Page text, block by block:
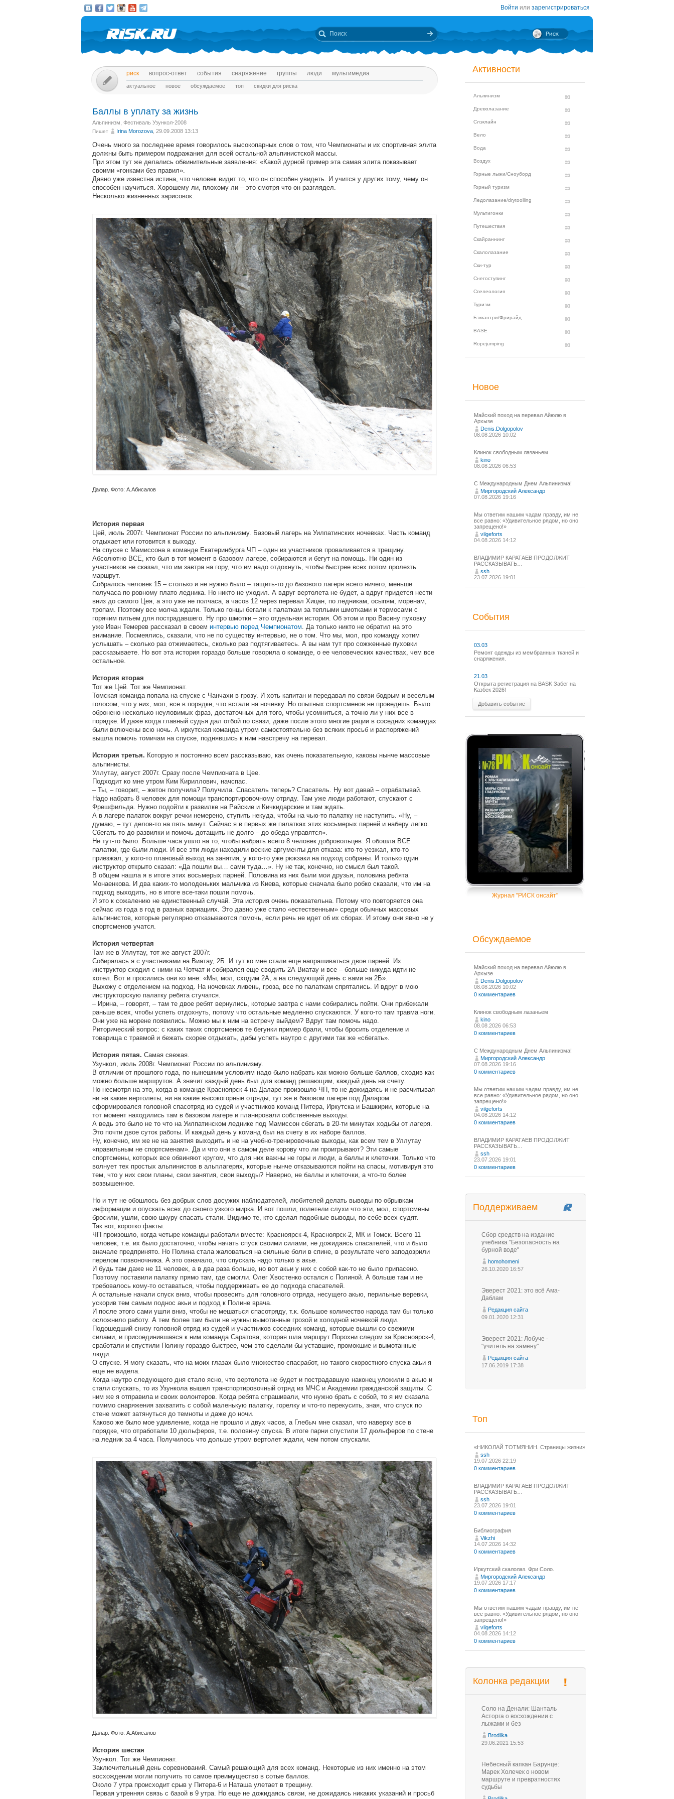
Войти или зарегистрироваться
риск вопрос-ответ события снаряжение группы люди мультимедиа
актуальное новое обсуждаемое топ скидки для риска
Баллы в уплату за жизнь
Альпинизм Фестиваль Узункол-2008
Пишет Irina Morozova , 29.09.2008 13:13
Очень много за последнее время говорилось высокопарных слов о том, что Чемпионаты и их спортивная элита
должны быть примером подражания для всей остальной альпинистской массы.
При этом тут же делались обвинительные заявления: «Какой дурной пример эта самая элита показывает
своими «гонками без правил».
Давно уже известна истина, что человек видит то, что он способен увидеть. И учится у других тому, чему он
способен научиться. Хорошему ли, плохому ли – это смотря что он разглядел.
Несколько жизненных зарисовок.
Далар. Фото: А.Абисалов
История первая
Цей, июль 2007г. Чемпионат России по альпинизму. Базовый лагерь на Уилпатинских ночевках. Часть команд
отдыхает или готовится к выходу.
На спуске с Мамиссона в команде Екатеринбурга ЧП – один из участников проваливается в трещину.
Абсолютно ВСЕ, кто был в тот момент в базовом лагере, собираются и бегут на помощь. Ни один из
участников не сказал, что им завтра на гору, что им надо отдохнуть, чтобы быстрее всех потом пролезть
маршрут.
Собралось человек 15 – столько и не нужно было – тащить-то до базового лагеря всего ничего, меньше
получаса по ровному плато ледника. Но никто не уходил. А вдруг вертолета не будет, а вдруг придется нести
вниз до самого Цея, а это уже не полчаса, а часов 12 через перевал Хицан, по ледникам, осыпям, моренам,
тропам. Поэтому все молча ждали. Только гонцы бегали к палаткам за теплыми шмотками и термосами с
горячим питьем для пострадавшего. Ну про шмотки – это отдельная история. Об этом и про Васину пуховку
уже Иван Темерев рассказал в своем интервью перед Чемпионатом. Да только никто не обратил на это
внимание. Посмеялись, сказали, что не по существу интервью, не о том. Что мы, мол, про команду хотим
услышать – сколько раз отжимаетесь, сколько раз подтягиваетесь. А вы нам тут про сожженные пуховки
рассказываете. Но вот эта история гораздо больше говорила о команде, о ее человеческих качествах, чем все
остальное.
История вторая
Тот же Цей. Тот же Чемпионат.
Томская команда попала на спуске с Чанчахи в грозу. И хоть капитан и передавал по связи бодрым и веселым
голосом, что у них, мол, все в порядке, что встали на ночевку. Но опытных спортсменов не проведешь. Было
обронено несколько неуловимых фраз, достаточных для того, чтобы усомниться, а точно ли у них все в
порядке. И даже когда главный судья дал отбой по связи, даже после этого многие рации в соседних командах
были включены всю ночь. А иркутская команда утром самостоятельно без всяких просьб и распоряжений
вышла помочь томичам на спуске, поднявшись к ним навстречу на перевал.
История третья. Которую я постоянно всем рассказываю, как очень показательную, каковы нынче массовые
альпинисты.
Уллутау, август 2007г. Сразу после Чемпионата в Цее.
Подходит ко мне утром Ким Кириллович, начспас.
– Ты, – говорит, – жетон получила? Получила. Спасатель теперь? Спасатель. Ну вот давай – отрабатывай.
Надо набрать 8 человек для помощи транспортировочному отряду. Там уже люди работают, спускают с
Фрешфильда. Нужно подойти к развилке на Райские и Кичкидарские и там ждать.
А в лагере палаток вокруг речки немерено, ступить некуда, чтобы на чью-то палатку не наступить. «Ну, –
думаю, – тут делов-то на пять минут. Сейчас я в первых же палатках этих восьмерых парней и наберу легко.
Сбегать-то до развилки и помочь дотащить не долго – до обеда управятся».
Не тут-то было. Больше часа ушло на то, чтобы набрать всего 8 человек добровольцев. Я обошла ВСЕ
палатки, где были люди. И все эти люди находили веские аргументы для отказа: кто-то уезжал, кто-то
приезжал, у кого-то плановый выход на занятия, у кого-то уже рюкзаки на подход собраны. И только один
инструктор открыто сказал: «Да пошли вы… сами туда…». Ну не так, конечно, но смысл был такой.
В общем нашла я в итоге этих восьмерых парней. Половина из них были мои друзья, половина ребята
Монаенкова. И два каких-то молоденьких мальчика из Киева, которые сначала было робко сказали, что им на
подход выходить, но в итоге все-таки пошли помочь.
И это к сожалению не единственный случай. Эта история очень показательна. Потому что повторяется она
сейчас из года в год в разных вариациях. Это давно уже стало «естественным» среди обычных массовых
альпинистов, которые регулярно отказываются помочь, если речь не идет об их сборах. И этому они явно не у
спортсменов учатся.
История четвертая
Там же в Уллутау, тот же август 2007г.
Собиралась я с участниками на Виатау, 2Б. И тут ко мне стали еще напрашиваться двое парней. Их
инструктор сходил с ними на Чотчат и собирался еще сводить 2А Виатау и все – больше никуда идти не
хотел. Вот и просились они ко мне: «Мы, мол, сходим 2А, а на следующий день с вами на 2Б».
Выхожу с отделением на подход. На ночевках ливень, гроза, все по палаткам спрятались. И вдруг в мою
инструкторскую палатку ребята стучатся.
– Ирина, – говорят, – там те двое ребят вернулись, которые завтра с нами собирались пойти. Они прибежали
раньше всех, чтобы успеть отдохнуть, потому что остальные медленно спускаются. У кого-то там травма ноги.
Они уже на морене появились. Можно мы к ним на встречу выйдем? Вдруг там помочь надо.
Риторический вопрос: с каких таких спортсменов те бегунки пример брали, чтобы бросить отделение и
товарища с травмой и бежать скорее отдыхать, дабы успеть наутро с другими так же «сбегать».
История пятая. Самая свежая.
Узункол, июль 2008г. Чемпионат России по альпинизму.
В отличии от прошлого года, по нынешним условиям надо было набрать как можно больше баллов, сходив как
можно больше маршрутов. А значит каждый день был для команд решающим, каждый день на счету.
Но несмотря на это, когда в команде Красноярск-4 на Даларе произошло ЧП, то не дожидаясь и не расчитывая
ни на какие вертолеты, ни на какие высокогорные отряды, тут же в базовом лагере под Даларом
сформировался головной спасотряд из судей и участников команд Питера, Иркутска и Башкирии, которые на
тот момент находились там в базовом лагере и планировали собственные выходы.
А ведь это было не то что на Уилпатинском леднике под Мамиссон сбегать в 20-ти минутах ходьбы от лагеря.
Это почти двое суток работы. И каждый день у команд был на счету в их наборе баллов.
Ну, конечно, им же не на занятия выходить и не на учебно-тренировочные выходы, как всем тем в Уллутау
«правильным не спортсменам». Да и что они в самом деле корову что ли проигрывают? Эти самые
спортсмены, которых все обвиняют кругом, что для них важны не горы и люди, а баллы и клеточки. Только что
волнует тех простых альпинистов в альплагерях, которые нынче отказываются пойти на спасы, мотивируя это
тем, что у них свои планы, свои занятия, свои выходы? Наверно, не баллы и клеточки, а что-то более
возвышенное.
Но и тут не обошлось без добрых слов досужих наблюдателей, любителей делать выводы по обрывкам
информации и опускать всех до своего узкого мирка. И вот пошли, полетели слухи что эти, мол, спортсмены
бросили, ушли, свою шкуру спасать стали. Видимо те, кто сделал подобные выводы, по себе всех судят.
Так вот, коротко факты.
ЧП произошло, когда четыре команды работали вместе: Красноярск-4, Красноярск-2, МК и Томск. Всего 11
человек, т.е. их было достаточно, чтобы начать спуск своими силами, не дожидаясь спасателей, что и было
вначале предпринято. Но Полина стала жаловаться на сильные боли в спине, в результате чего заподозрили
перелом позвоночника. А это означало, что спускать надо только в акье.
И будь там даже не 11 человек, а в два раза больше, но вот акьи у них с собой как-то не было припасено.
Поэтому поставили палатку прямо там, где смогли. Олег Хвостенко остался с Полиной. А больше там и не
требовалось кому-то оставаться, чтобы поддерживать ее до подхода спасателей.
А остальные начали спуск вниз, чтобы провесить для головного отряда, несущего акью, перильные веревки,
ускорив тем самым поднос акьи и подход к Полине врача.
И после этого сами ушли вниз, чтобы не мешаться спасотряду, т.к. большое количество народа там бы только
осложнило работу. А тем более там были не нужны вымотанные грозой и холодной ночевкой люди.
Подошедший снизу головной отряд из судей и участников соседних команд, которые вышли со свежими
силами, и присоединившаяся к ним команда Саратова, которая шла маршрут Порохни следом за Красноярск-4,
сработали и спустили Полину гораздо быстрее, чем это сделали бы уставшие, промокшие и вымотанные
люди.
О спуске. Я могу сказать, что на моих глазах было множество спасработ, но такого скоростного спуска акьи я
еще не видела.
Когда наутро следующего дня стало ясно, что вертолета не будет и пострадавшую наконец уложили в акью и
стали спускать, то из Узункола вышел транспортировочный отряд из МЧС и Академии гражданской защиты. С
ним же я отправила и своих волонтеров. Когда ребята спрашивали, что нужно брать с собой, то я им сказала
помимо снаряжения захватить с собой маленькую палатку, горелку и что-то перекусить, зная, что спуск по
стене может затянуться до темноты и даже до ночи.
Каково же было мое удивление, когда не прошло и двух часов, а Глебыч мне сказал, что наверху все в
порядке, что отработали 10 дюльферов, т.е. половину спуска. В итоге парни спустили 17 дюльферов по стене
на ледник за 4 часа. Получилось что дольше утром вертолет ждали, чем потом спускали.
Далар. Фото: А.Абисалов
История шестая
Узункол. Тот же Чемпионат.
Заключительный день соревнований. Самый решающий для всех команд. Некоторые из них именно на этом
восхождении могли получить то самое преимущество в сотые баллов.
Около 7 утра происходит срыв у Питера-6 и Наташа улетает в трещину.
Первая утренняя связь с базой в 9 утра. Но еще не дожидаясь связи, не дожидаясь никаких указаний и просьб
Активности
Альпинизм
Древолазание
Слэклайн
Вело
Вода
Воздух
Горные лыжи/Сноуборд
Горный туризм
Ледолазание/drytoolling
Мультигонки
Путешествия
Скайраннинг
Скалолазание
Ски-тур
Снегоступинг
Спелеология
Туризм
Бэккантри/Фрирайд
BASE
Ropejumping
Новое
Майский поход на перевал Айюлю в
Архызе
Denis.Dolgopolov
08.08.2026 10:02
Клинок свободным лазаньем
kino
08.08.2026 06:53
С Международным Днем Альпинизма!⁠
Миргородский Александр
07.08.2026 19:16
Мы ответим нашим чадам правду, им не
все равно: «Удивительное рядом, но оно
запрещено!»
vilgeforts
04.08.2026 14:12
ВЛАДИМИР КАРАТАЕВ ПРОДОЛЖИТ
РАССКАЗЫВАТЬ…
ssh
23.07.2026 19:01
События
03.03
Ремонт одежды из мембранных тканей и
снаряжения.
21.03
Открыта регистрация на BASK Забег на
Казбек 2026!
Добавить событие
Журнал "РИСК онсайт"
Обсуждаемое
Майский поход на перевал Айюлю в
Архызе
Denis.Dolgopolov
08.08.2026 10:02
0 комментариев
Клинок свободным лазаньем
kino
08.08.2026 06:53
0 комментариев
С Международным Днем Альпинизма!⁠
Миргородский Александр
07.08.2026 19:16
0 комментариев
Мы ответим нашим чадам правду, им не
все равно: «Удивительное рядом, но оно
запрещено!»
vilgeforts
04.08.2026 14:12
0 комментариев
ВЛАДИМИР КАРАТАЕВ ПРОДОЛЖИТ
РАССКАЗЫВАТЬ…
ssh
23.07.2026 19:01
0 комментариев
Поддерживаем
Сбор средств на издание
учебника "Безопасность на
бурной воде"
homohomeni
26.10.2020 16:57
Эверест 2021: это всё Ама-
Даблам
Редакция сайта
09.01.2020 12:31
Эверест 2021: Лобуче -
"учитель на замену"
Редакция сайта
17.06.2019 17:38
Топ
«НИКОЛАЙ ТОТМЯНИН. Страницы жизни»
ssh
19.07.2026 22:19
0 комментариев
ВЛАДИМИР КАРАТАЕВ ПРОДОЛЖИТ
РАССКАЗЫВАТЬ…
ssh
23.07.2026 19:01
0 комментариев
Библиография
Vikzhi
14.07.2026 14:32
0 комментариев
Иркутский скалолаз. Фри Соло.
Миргородский Александр
19.07.2026 17:17
0 комментариев
Мы ответим нашим чадам правду, им не
все равно: «Удивительное рядом, но оно
запрещено!»
vilgeforts
04.08.2026 14:12
0 комментариев
Колонка редакции
Соло на Денали: Шанталь
Асторга о восхождении с
лыжами и без
Brodilka
29.06.2021 15:53
Небесный капкан Барунце:
Марек Холечек о новом
маршруте и превратностях
судьбы